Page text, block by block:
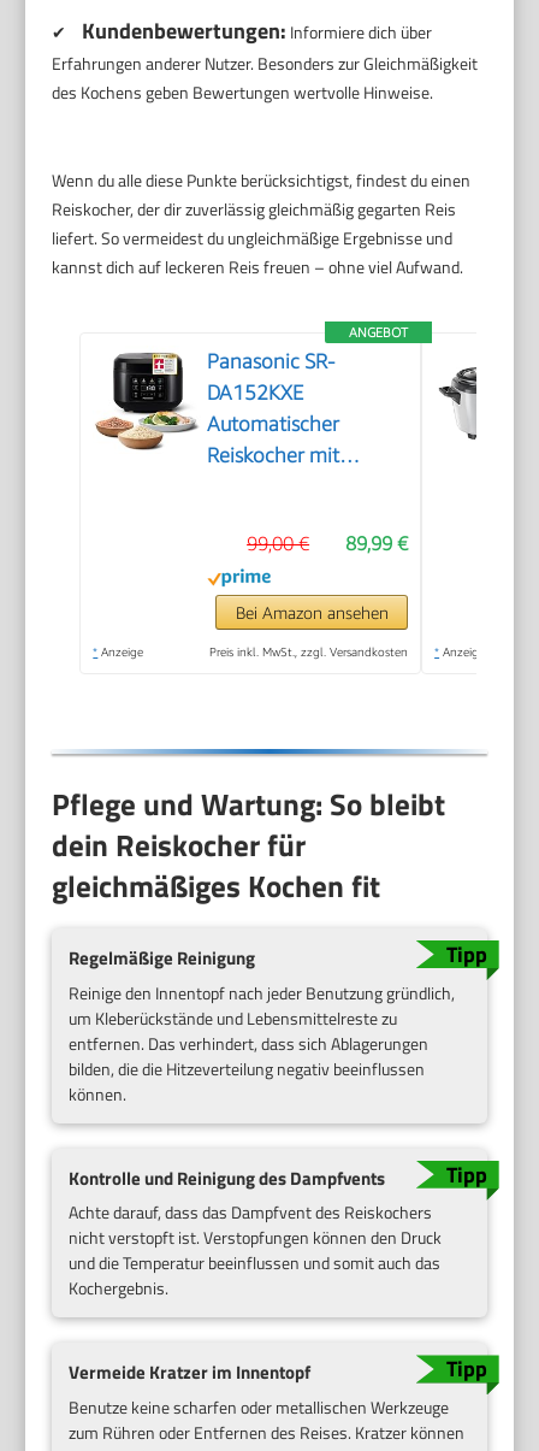
✔ Kundenbewertungen: Informiere dich über
Erfahrungen anderer Nutzer. Besonders zur Gleichmäßigkeit
des Kochens geben Bewertungen wertvolle Hinweise.
Wenn du alle diese Punkte berücksichtigst, findest du einen
Reiskocher, der dir zuverlässig gleichmäßig gegarten Reis
liefert. So vermeidest du ungleichmäßige Ergebnisse und
kannst dich auf leckeren Reis freuen – ohne viel Aufwand.
ANGEBOT
Panasonic SR-
DA152KXE
Automatischer
Reiskocher mit
Wasserverhältnisanzeige,
BPA-frei, Warmhalten,
Startverzögerung,
spülmaschinengeeignete
89,99 €
99,00 €
Bei Amazon ansehen
* Anzeige Preis inkl. MwSt., zzgl. Versandkosten * Anzeige
Pflege und Wartung: So bleibt
dein Reiskocher für
gleichmäßiges Kochen fit
Regelmäßige Reinigung
Reinige den Innentopf nach jeder Benutzung gründlich,
um Kleberückstände und Lebensmittelreste zu
entfernen. Das verhindert, dass sich Ablagerungen
bilden, die die Hitzeverteilung negativ beeinflussen
können.
Kontrolle und Reinigung des Dampfvents
Achte darauf, dass das Dampfvent des Reiskochers
nicht verstopft ist. Verstopfungen können den Druck
und die Temperatur beeinflussen und somit auch das
Kochergebnis.
Vermeide Kratzer im Innentopf
Benutze keine scharfen oder metallischen Werkzeuge
zum Rühren oder Entfernen des Reises. Kratzer können